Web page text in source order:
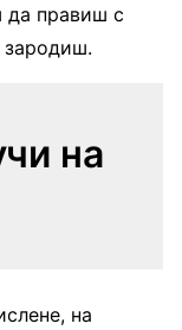
да правиш с
зародиш.
на
на